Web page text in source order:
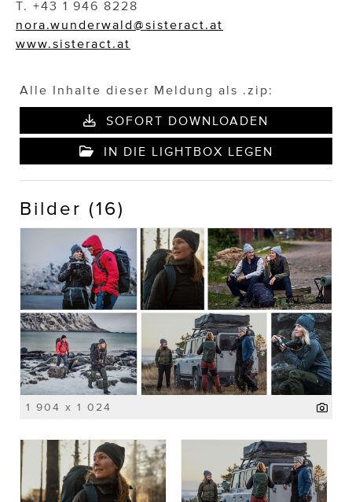
T. +43 1 946 8228
nora.wunderwald@sisteract.at
www.sisteract.at
Alle Inhalte dieser Meldung als .zip:
SOFORT DOWNLOADEN
IN DIE LIGHTBOX LEGEN
Bilder (16)
1 904 x 1 024